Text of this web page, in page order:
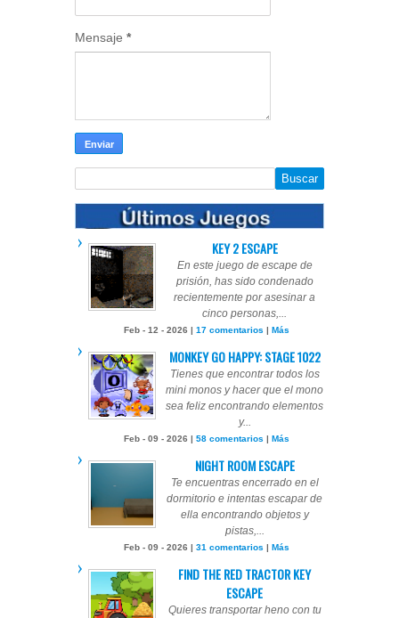
Mensaje *
KEY 2 ESCAPE
En este juego de escape de
prisión, has sido condenado
recientemente por asesinar a
cinco personas,...
Feb - 12 - 2026 | 17 comentarios | Más
MONKEY GO HAPPY: STAGE 1022
Tienes que encontrar todos los
mini monos y hacer que el mono
sea feliz encontrando elementos
y...
Feb - 09 - 2026 | 58 comentarios | Más
NIGHT ROOM ESCAPE
Te encuentras encerrado en el
dormitorio e intentas escapar de
ella encontrando objetos y
pistas,...
Feb - 09 - 2026 | 31 comentarios | Más
FIND THE RED TRACTOR KEY
ESCAPE
Quieres transportar heno con tu